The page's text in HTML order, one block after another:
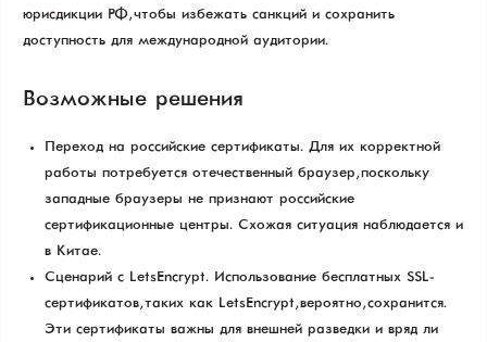
юрисдикции РФ, чтобы избежать санкций и сохранить
доступность для международной аудитории.
Возможные решения
Переход на российские сертификаты. Для их корректной
работы потребуется отечественный браузер, поскольку
западные браузеры не признают российские
сертификационные центры. Схожая ситуация наблюдается и
в Китае.
Сценарий с LetsEncrypt. Использование бесплатных SSL-
сертификатов, таких как LetsEncrypt, вероятно, сохранится.
Эти сертификаты важны для внешней разведки и вряд ли